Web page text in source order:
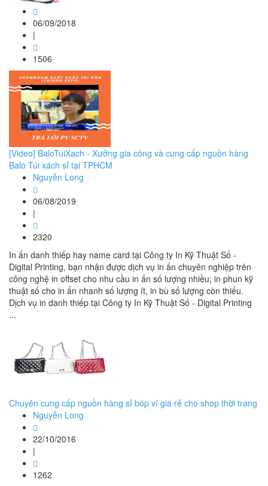
06/09/2018
|
1506
[Video] BaloTuiXach - Xưởng gia công và cung cấp nguồn hàng
Balo Túi xách sỉ tại TPHCM
Nguyễn Long
06/08/2019
|
2320
In ấn danh thiếp hay name card tại Công ty In Kỹ Thuật Số -
Digital Printing, bạn nhận được dịch vụ in ấn chuyên nghiệp trên
công nghệ in offset cho nhu cầu in ấn số lượng nhiều; in phun kỹ
thuật số cho in ấn nhanh số lượng ít, in bù số lượng còn thiếu.
Dịch vụ in danh thiếp tại Công ty In Kỹ Thuật Số - Digital Printing
...
Chuyên cung cấp nguồn hàng sỉ bóp ví giá rẻ cho shop thời trang
Nguyễn Long
22/10/2016
|
1262